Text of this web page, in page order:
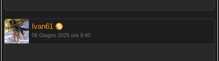
Ivan61
06 Giugno 2025 ore 9:40